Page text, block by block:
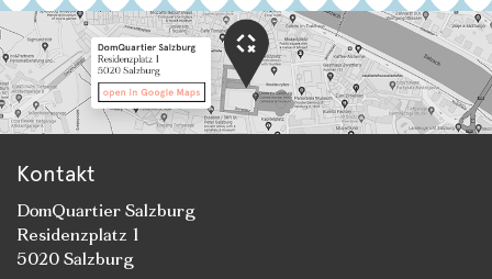
Kontakt
DomQuartier Salzburg
Residenzplatz 1
5020 Salzburg